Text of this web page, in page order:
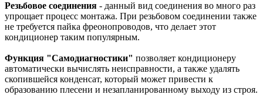
Резьбовое соединения - данный вид соединения во много раз
упрощает процесс монтажа. При резьбовом соединении также
не требуется пайка фреонопроводов, что делает этот
кондиционер таким популярным.
Функция "Самодиагностики" позволяет кондиционеру
автоматически вычислять неисправности, а также удалять
скопившейся конденсат, который может привести к
образованию плесени и незапланированному выходу из строя.